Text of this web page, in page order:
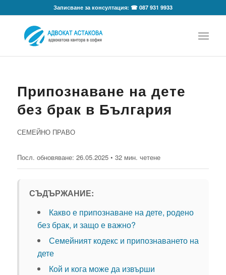
Записване за консултация: ☎ 087 931 9933
Припознаване на дете
без брак в България
СЕМЕЙНО ПРАВО
Посл. обновяване: 26.05.2025• 32 мин. четене
СЪДЪРЖАНИЕ:
Какво е припознаване на дете, родено
без брак, и защо е важно?
Семейният кодекс и припознаването на
дете
Кой и кога може да извърши